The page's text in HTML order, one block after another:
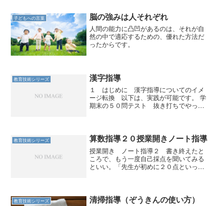
子どもへの言葉 脳の強みは人それぞれ
人間の能力に凸凹があるのは、それが自
然の中で適応するための、優れた方法だ
ったからです。
教育技術シリーズ 漢字指導
１ はじめに 漢字指導についてのイメ
ージ転換 以下は、実践が可能です。 学
期末の５０問テスト 抜き打ちでやって
こそ意味がある。...
教育技術シリーズ 算数指導２０授業開きノート指導
授業開き ノート指導２ 書き終えたと
ころで、もう一度自己採点を聞いてみる
といい。「先生が初めに２０点といった
間は自分で書きながら、書...
教育技術シリーズ 清掃指導（ぞうきんの使い方）